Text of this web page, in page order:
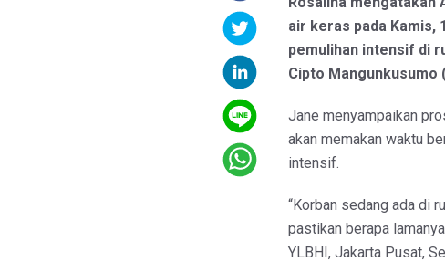
air keras pada Kamis,
pemulihan intensif di
Cipto Mangunkusumo
Jane menyampaikan
akan memakan waktu
intensif.
“Korban sedang ada di
pastikan berapa
YLBHI, Jakarta Pusat,